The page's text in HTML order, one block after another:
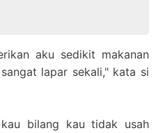
aku sedikit makanan
lapar sekali," kata si
bilang kau tidak usah